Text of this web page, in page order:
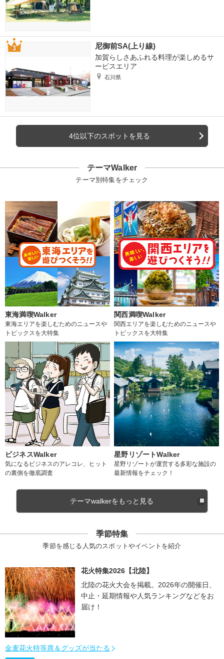
尼御前SA(上り線)
加賀らしさあふれる料理が楽しめるサ
ービスエリア
石川県
4位以下のスポットを見る
テーマWalker
テーマ別特集をチェック
東海満喫Walker
東海エリアを楽しむためのニュースや
トピックスを大特集
関西満喫Walker
関西エリアを楽しむためのニュースや
トピックスを大特集
ビジネスWalker
気になるビジネスのアレコレ、ヒット
の裏側を徹底調査
星野リゾートWalker
星野リゾートが運営する多彩な施設の
最新情報をチェック！
テーマwalkerをもっと見る
季節特集
季節を感じる人気のスポットやイベントを紹介
花火特集2026【北陸】
北陸の花火大会を掲載。2026年の開催日、
中止・延期情報や人気ランキングなどをお
届け！
金麦花火特等席＆グッズが当たる